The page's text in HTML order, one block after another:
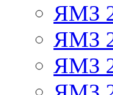
ЯМЗ
ЯМЗ
ЯМЗ